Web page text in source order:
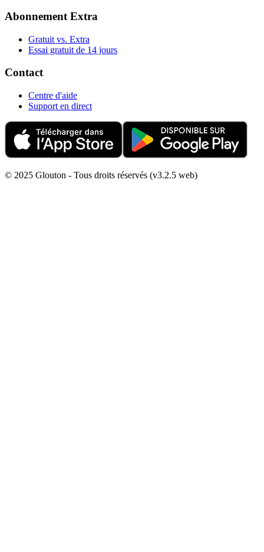
Abonnement Extra
Gratuit vs. Extra
Essai gratuit de 14 jours
Contact
Centre d'aide
Support en direct
© 2025 Glouton - Tous droits réservés (v3.2.5 web)